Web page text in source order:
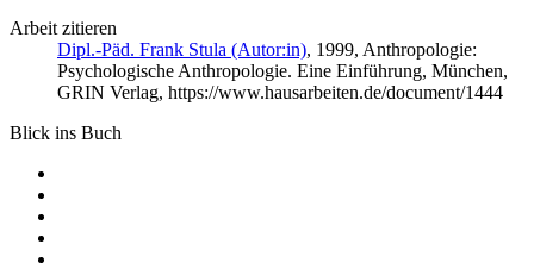
Arbeit zitieren
Dipl.-Päd. Frank Stula (Autor:in), 1999, Anthropologie:
Psychologische Anthropologie. Eine Einführung, München,
GRIN Verlag, https://www.hausarbeiten.de/document/1444
Blick ins Buch